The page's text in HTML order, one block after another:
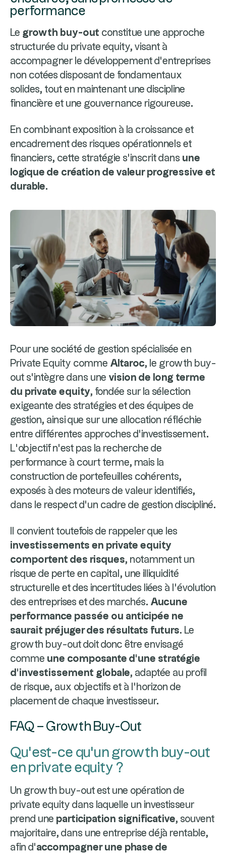
performance
Le growth buy-out constitue une approche
structurée du private equity, visant à
accompagner le développement d’entreprises
non cotées disposant de fondamentaux
solides, tout en maintenant une discipline
financière et une gouvernance rigoureuse.
En combinant exposition à la croissance et
encadrement des risques opérationnels et
financiers, cette stratégie s’inscrit dans une
logique de création de valeur progressive et
durable.
Pour une société de gestion spécialisée en
Private Equity comme Altaroc, le growth buy-
out s’intègre dans une vision de long terme
du private equity, fondée sur la sélection
exigeante des stratégies et des équipes de
gestion, ainsi que sur une allocation réfléchie
entre différentes approches d’investissement.
L’objectif n’est pas la recherche de
performance à court terme, mais la
construction de portefeuilles cohérents,
exposés à des moteurs de valeur identifiés,
dans le respect d’un cadre de gestion discipliné.
Il convient toutefois de rappeler que les
investissements en private equity
comportent des risques, notamment un
risque de perte en capital, une illiquidité
structurelle et des incertitudes liées à l’évolution
des entreprises et des marchés. Aucune
performance passée ou anticipée ne
saurait préjuger des résultats futurs. Le
growth buy-out doit donc être envisagé
comme une composante d’une stratégie
d’investissement globale, adaptée au profil
de risque, aux objectifs et à l’horizon de
placement de chaque investisseur.
FAQ – Growth Buy-Out
Qu’est-ce qu’un growth buy-out
en private equity ?
Un growth buy-out est une opération de
private equity dans laquelle un investisseur
prend une participation significative, souvent
majoritaire, dans une entreprise déjà rentable,
afin d’accompagner une phase de